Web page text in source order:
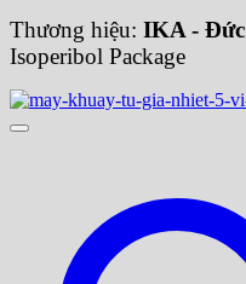
Thương hiệu: IKA - Đức
Isoperibol Package